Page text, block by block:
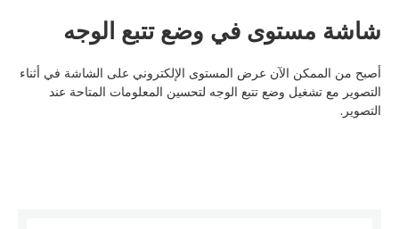
شاشة مستوى في وضع تتبع الوجه
أصبح من الممكن الآن عرض المستوى الإلكتروني على الشاشة في أثناء
التصوير مع تشغيل وضع تتبع الوجه لتحسين المعلومات المتاحة عند
التصوير.